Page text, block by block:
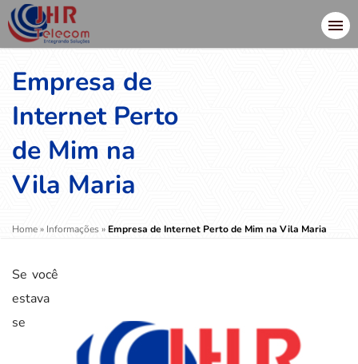
Empresa de
Internet Perto
de Mim na
Vila Maria
Home» Informações» Empresa de Internet Perto de Mim na Vila Maria
Se você
estava
se